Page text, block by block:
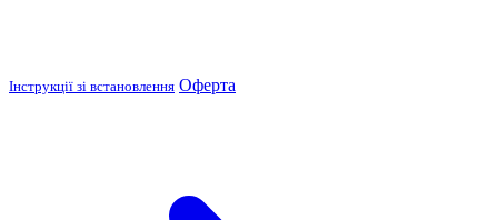
Інструкції зі встановлення Оферта